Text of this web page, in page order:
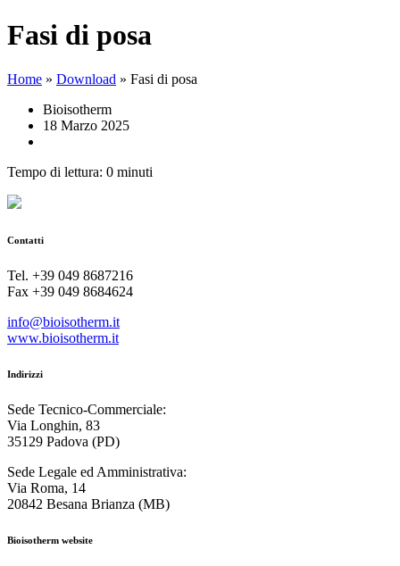
Fasi di posa
Home » Download » Fasi di posa
Bioisotherm
18 Marzo 2025
Tempo di lettura: 0 minuti
Contatti
Tel. +39 049 8687216
Fax +39 049 8684624
info@bioisotherm.it
www.bioisotherm.it
Indirizzi
Sede Tecnico-Commerciale:
Via Longhin, 83
35129 Padova (PD)
Sede Legale ed Amministrativa:
Via Roma, 14
20842 Besana Brianza (MB)
Bioisotherm website